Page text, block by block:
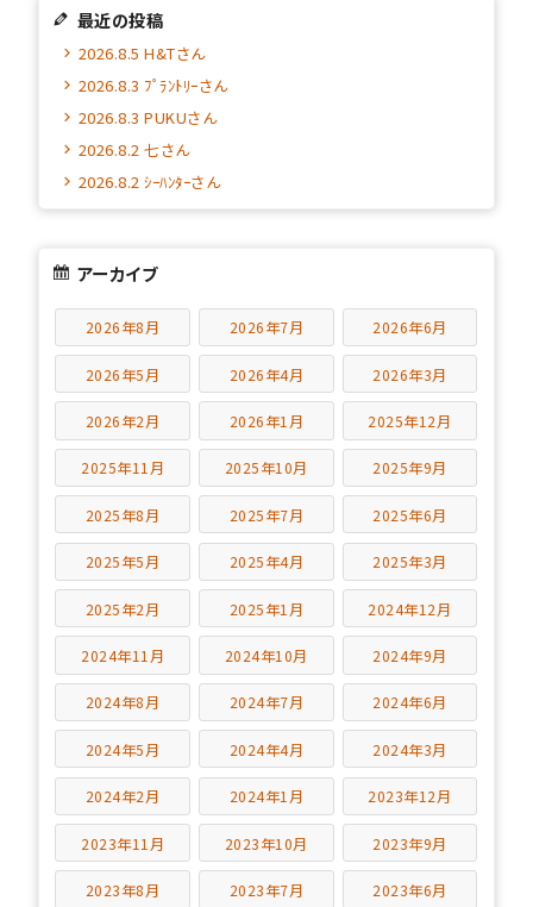
最近の投稿
2026.8.5 H&Tさん
2026.8.3 ﾌﾟﾗﾝﾄﾘｰさん
2026.8.3 PUKUさん
2026.8.2 七さん
2026.8.2 ｼｰﾊﾝﾀｰさん
アーカイブ
2026年8月 2026年7月 2026年6月
2026年5月 2026年4月 2026年3月
2026年2月 2026年1月 2025年12月
2025年11月 2025年10月 2025年9月
2025年8月 2025年7月 2025年6月
2025年5月 2025年4月 2025年3月
2025年2月 2025年1月 2024年12月
2024年11月 2024年10月 2024年9月
2024年8月 2024年7月 2024年6月
2024年5月 2024年4月 2024年3月
2024年2月 2024年1月 2023年12月
2023年11月 2023年10月 2023年9月
2023年8月 2023年7月 2023年6月